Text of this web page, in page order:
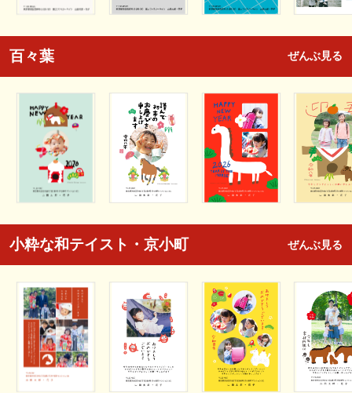
百々葉 ぜんぶ見る
小粋な和テイスト・京小町 ぜんぶ見る